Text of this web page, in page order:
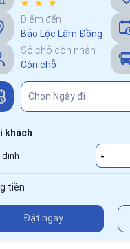
★ ★ ★
Điểm đến
Bảo Lộc Lâm Đồng
Số chỗ còn nhận
Còn chỗ
khách
định -
tiền
Đặt ngay